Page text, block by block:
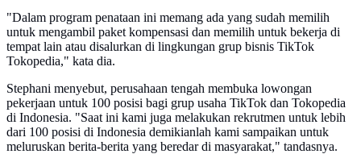
"Dalam program penataan ini memang ada yang sudah memilih
untuk mengambil paket kompensasi dan memilih untuk bekerja di
tempat lain atau disalurkan di lingkungan grup bisnis TikTok
Tokopedia," kata dia.
Stephani menyebut, perusahaan tengah membuka lowongan
pekerjaan untuk 100 posisi bagi grup usaha TikTok dan Tokopedia
di Indonesia. "Saat ini kami juga melakukan rekrutmen untuk lebih
dari 100 posisi di Indonesia demikianlah kami sampaikan untuk
meluruskan berita-berita yang beredar di masyarakat," tandasnya.